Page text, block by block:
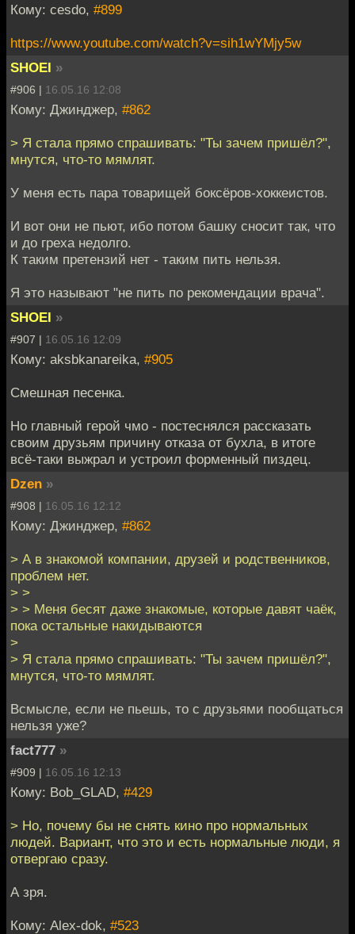
Кому: cesdo, #899
https://www.youtube.com/watch?v=sih1wYMjy5w
SHOEI »
#906 | 16.05.16 12:08
Кому: Джинджер, #862
> Я стала прямо спрашивать: "Ты зачем пришёл?",
мнутся, что-то мямлят.
У меня есть пара товарищей боксёров-хоккеистов.
И вот они не пьют, ибо потом башку сносит так, что
и до греха недолго.
К таким претензий нет - таким пить нельзя.
Я это называют "не пить по рекомендации врача".
SHOEI »
#907 | 16.05.16 12:09
Кому: aksbkanareika, #905
Смешная песенка.
Но главный герой чмо - постеснялся рассказать
своим друзьям причину отказа от бухла, в итоге
всё-таки выжрал и устроил форменный пиздец.
Dzen »
#908 | 16.05.16 12:12
Кому: Джинджер, #862
> А в знакомой компании, друзей и родственников,
проблем нет.
> >
> > Меня бесят даже знакомые, которые давят чаёк,
пока остальные накидываются
>
> Я стала прямо спрашивать: "Ты зачем пришёл?",
мнутся, что-то мямлят.
Всмысле, если не пьешь, то с друзьями пообщаться
нельзя уже?
fact777 »
#909 | 16.05.16 12:13
Кому: Bob_GLAD, #429
> Но, почему бы не снять кино про нормальных
людей. Вариант, что это и есть нормальные люди, я
отвергаю сразу.
А зря.
Кому: Alex-dok, #523